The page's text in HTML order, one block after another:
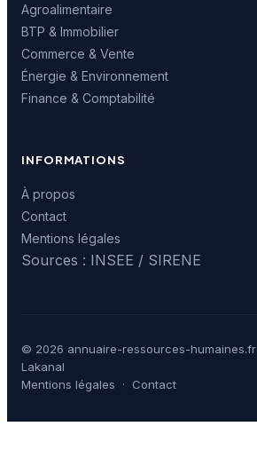
Agroalimentaire
BTP & Immobilier
Commerce & Vente
Énergie & Environnement
Finance & Comptabilité
INFORMATIONS
À propos
Contact
Mentions légales
Sources : INSEE / SIRENE
© 2026 annuaire-ressources-
Lakanal
Mentions légales · Contact